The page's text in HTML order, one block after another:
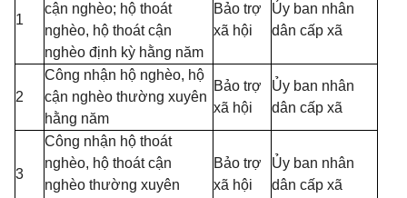
1
cận nghèo; hộ thoát
nghèo, hộ thoát cận
nghèo định kỳ hằng năm
Bảo trợ
xã hội
Ủy ban nhân
dân cấp xã
2
Công nhận hộ nghèo, hộ
cận nghèo thường xuyên
hằng năm
Bảo trợ
xã hội
Ủy ban nhân
dân cấp xã
3
Công nhận hộ thoát
nghèo, hộ thoát cận
nghèo thường xuyên
Bảo trợ
xã hội
Ủy ban nhân
dân cấp xã